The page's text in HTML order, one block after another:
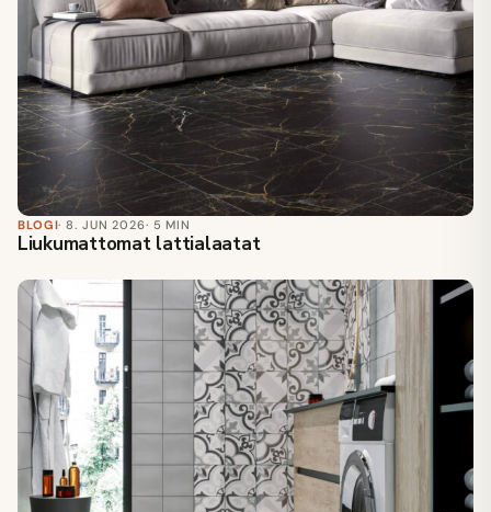
BLOGI· 8. JUN 2026· 5 MIN
Liukumattomat lattialaatat